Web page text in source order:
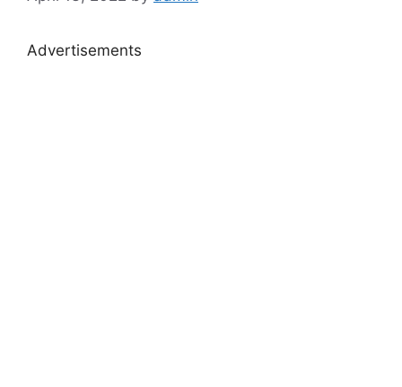
Advertisements